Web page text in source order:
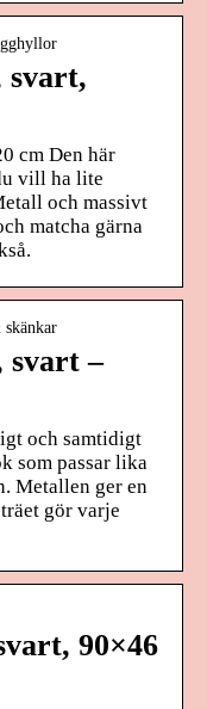
svart,
cm Den här
vill ha lite
och massivt
matcha gärna
svart –
och samtidigt
som passar lika
Metallen ger en
gör varje
90×46